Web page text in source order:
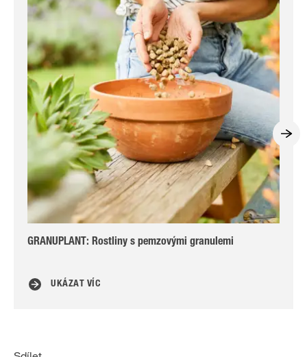
GRANUPLANT: Rostliny s pemzovými granulemi
UKÁZAT VÍC